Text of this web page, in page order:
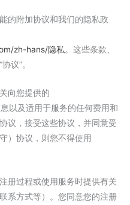
的附加协议和我们的隐私政
zh-hans/隐私。这些条款、
议”。
向您提供的
以及适用于服务的任何费用和
议，接受这些协议，并同意受
）协议，则您不得使用
册过程或使用服务时提供有关
系方式等）。您同意您的注册